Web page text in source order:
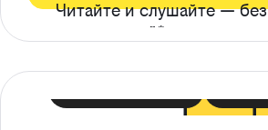
Читайте и слушайте — без
ограничений*